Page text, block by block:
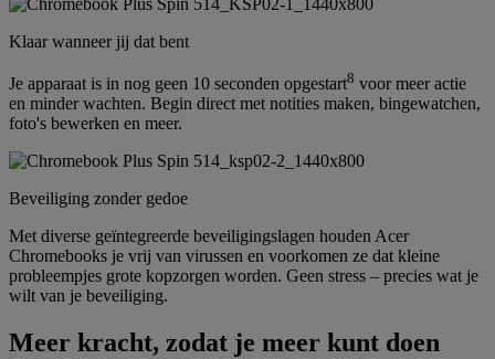
Klaar wanneer jij dat bent
Je apparaat is in nog geen 10 seconden opgestart8 voor meer actie
en minder wachten. Begin direct met notities maken, bingewatchen,
foto's bewerken en meer.
Beveiliging zonder gedoe
Met diverse geïntegreerde beveiligingslagen houden Acer
Chromebooks je vrij van virussen en voorkomen ze dat kleine
probleempjes grote kopzorgen worden. Geen stress – precies wat je
wilt van je beveiliging.
Meer kracht, zodat je meer kunt doen